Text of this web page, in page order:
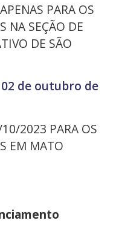
PARA OS
NA SEÇÃO DE
DE SÃO
02 de outubro de
2023 PARA OS
EM MATO